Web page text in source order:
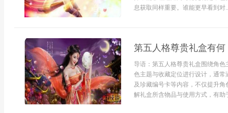
息获取同样重要。谁能更早看到对
第五人格尊贵礼盒有何
导语：第五人格尊贵礼盒围绕角
色主题与收藏定位进行设计，通
及珍藏编号卡等内容，不仅提升
解礼盒所含物品与使用方式，有